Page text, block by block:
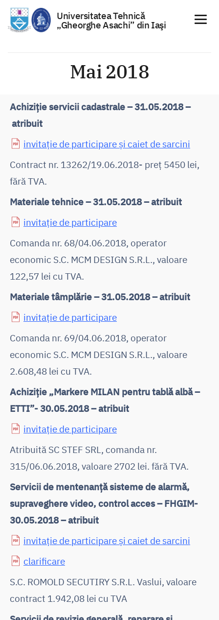
Universitatea Tehnică
„Gheorghe Asachi” din Iaşi
Mai 2018
Achiziție servicii cadastrale – 31.05.2018 –
atribuit
invitație de participare și caiet de sarcini
Contract nr. 13262/19.06.2018- preț 5450 lei,
fără TVA.
Materiale tehnice – 31.05.2018 – atribuit
invitație de participare
Comanda nr. 68/04.06.2018, operator
economic S.C. MCM DESIGN S.R.L., valoare
122,57 lei cu TVA.
Materiale tâmplărie – 31.05.2018 – atribuit
invitație de participare
Comanda nr. 69/04.06.2018, operator
economic S.C. MCM DESIGN S.R.L., valoare
2.608,48 lei cu TVA.
Achiziție „Markere MILAN pentru tablă albă –
ETTI”- 30.05.2018 – atribuit
invitație de participare
Atribuită SC STEF SRL, comanda nr.
315/06.06.2018, valoare 2702 lei. fără TVA.
Servicii de mentenanță sisteme de alarmă,
supraveghere video, control acces – FHGIM-
30.05.2018 – atribuit
invitație de participare și caiet de sarcini
clarificare
S.C. ROMOLD SECUTIRY S.R.L. Vaslui, valoare
contract 1.942,08 lei cu TVA